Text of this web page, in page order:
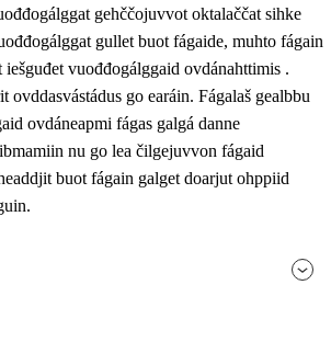
fáttát
gehččojuvvot oktalaččat sihke
gullet buot fágaide, muhto fágain
iešguđet vuođđogálggaid ovdánahttimis .
ovddasvástádus go earáin. Fágalaš gealbbu
ovdáneapmi fágas galgá danne
nu go lea čilgejuvvon fágaid
buot fágain galget doarjut ohppiid